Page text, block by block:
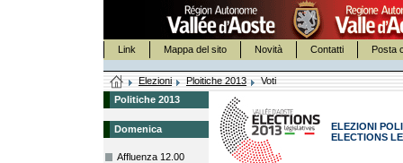
Link Mappa del sito Novità Contatti Posta
Elezioni Ploitiche 2013
Voti
Politiche 2013
Domenica
Affluenza 12.00
ELEZIONI
ELECTIONS